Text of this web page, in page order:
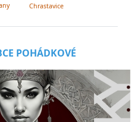
Chrastavice
POHÁDKOVÉ